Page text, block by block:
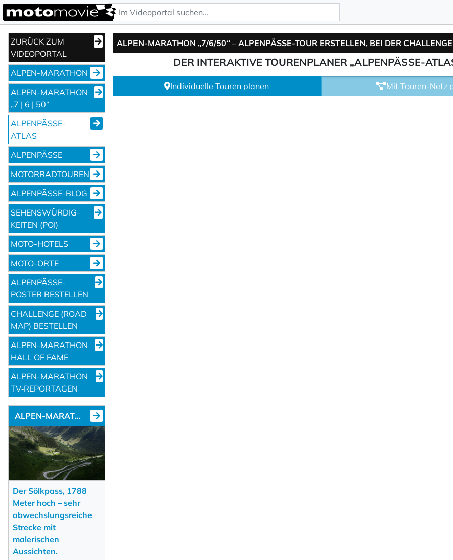
ZURÜCK ZUM
VIDEOPORTAL
ALPEN-MARATHON
ALPEN-MARATHON
„7 | 6 | 50“
ALPENPÄSSE-
ATLAS
ALPENPÄSSE
MOTORRADTOUREN
ALPENPÄSSE-BLOG
SEHENS­WÜRDIG­
KEITEN (POI)
MOTO-HOTELS
MOTO-ORTE
ALPENPÄSSE-
POSTER BESTELLEN
CHALLENGE (ROAD
MAP) BESTELLEN
ALPEN-MARATHON
HALL OF FAME
ALPEN-MARATHON
TV‑REPORTAGEN
ALPEN-MARATHON NEWS
Der Sölkpass, 1788
Meter hoch – sehr
abwechslungsreiche
Strecke mit
malerischen
Aussichten.
DER INTERAKTIVE TOURENPLANER „ALPENPÄSSE-
Individuelle Touren planen Mit Touren-Netz